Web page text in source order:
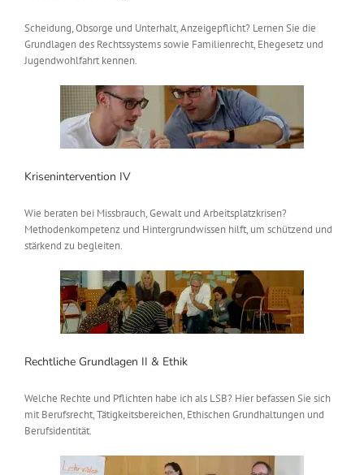
Scheidung, Obsorge und Unterhalt, Anzeigepflicht? Lernen Sie die
Grundlagen des Rechtssystems sowie Familienrecht, Ehegesetz und
Jugendwohlfahrt kennen.
Krisenintervention IV
Wie beraten bei Missbrauch, Gewalt und Arbeitsplatzkrisen?
Methodenkompetenz und Hintergrundwissen hilft, um schützend und
stärkend zu begleiten.
Rechtliche Grundlagen II & Ethik
Welche Rechte und Pflichten habe ich als LSB? Hier befassen Sie sich
mit Berufsrecht, Tätigkeitsbereichen, Ethischen Grundhaltungen und
Berufsidentität.